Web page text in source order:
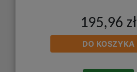
195,96 zł
DO KOSZYKA